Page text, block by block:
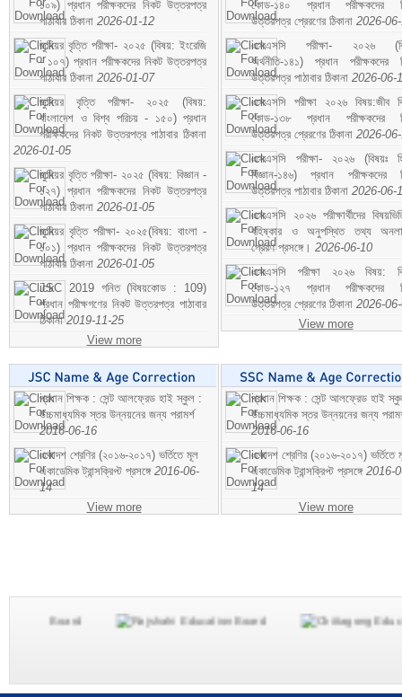
১০৯) প্রধান পরীক্ষকদের নিকট উত্তরপত্র
পাঠাবার ঠিকানা 2026-01-12
জুনিয়র বৃত্তি পরীক্ষা- ২০২৫ (বিষয়: ইংরেজি
- ১০৭) প্রধান পরীক্ষকদের নিকট উত্তরপত্র
পাঠাবার ঠিকানা 2026-01-07
জুনিয়র বৃত্তি পরীক্ষা- ২০২৫ (বিষয়:
বাংলাদেশ ও বিশ্ব পরিচয় - ১৫০) প্রধান
পরীক্ষকদের নিকট উত্তরপত্র পাঠাবার ঠিকানা
2026-01-05
জুনিয়র বৃত্তি পরীক্ষা- ২০২৫ (বিষয়: বিজ্ঞান -
১২৭) প্রধান পরীক্ষকদের নিকট উত্তরপত্র
পাঠাবার ঠিকানা 2026-01-05
জুনিয়র বৃত্তি পরীক্ষা- ২০২৫(বিষয়: বাংলা -
১০১) প্রধান পরীক্ষকদের নিকট উত্তরপত্র
পাঠাবার ঠিকানা 2026-01-05
JSC 2019 গনিত (বিষয়কোড : 109)
প্রধান পরীক্ষগণের নিকট উত্তরপত্র পাঠাবার
ঠিকানা2019-11-25
View more
কোড-১৪০ প্রধান পরীক্ষকদের
উত্তরপত্র প্রেরণের ঠিকানা 2026-
এসএসসি পরীক্ষা- ২০২৬
অর্থনীতি-১৪১) প্রধান পরীক্ষকদের
উত্তরপত্র পাঠাবার ঠিকানা 2026-06-
এসএসসি পরীক্ষা ২০২৬ বিষয়:জীব
কোড-১৩৮ প্রধান পরীক্ষকদের
উত্তরপত্র প্রেরণের ঠিকানা 2026-
এসএসসি পরীক্ষা- ২০২৬ (বিষয়ঃ
বিজ্ঞান-১৪৬) প্রধান পরীক্ষকদের
উত্তরপত্র পাঠাবার ঠিকানা 2026-06-
এসএসসি ২০২৬ পরীক্ষার্থীদের
বহিষ্কার ও অনুপস্থিত তথ্য
প্রেরণ প্রসঙ্গে। 2026-06-10
এসএসসি পরীক্ষা ২০২৬ বিষয়:
কোড-১২৭ প্রধান পরীক্ষকদের
উত্তরপত্র প্রেরণের ঠিকানা 2026-
View more
প্রধান শিক্ষক : সেন্ট আলফ্রেড হাই স্কুল :
উচ্চমাধ্যমিক স্তর উন্নয়নের জন্য পরামর্শ
2016-06-16
একাদশ শ্রেণির (২০১৬-২০১৭) ভর্তিতে মূল
একাডেমিক ট্রান্সক্রিপ্ট প্রসঙ্গে 2016-06-
14
View more
প্রধান শিক্ষক : সেন্ট আলফ্রেড হাই
উচ্চমাধ্যমিক স্তর উন্নয়নের জন্য
2016-06-16
একাদশ শ্রেণির (২০১৬-২০১৭) ভর্তিতে
একাডেমিক ট্রান্সক্রিপ্ট প্রসঙ্গে 2016-
14
View more